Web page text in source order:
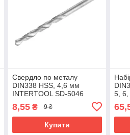
Свердло по металу
DIN338 HSS, 4,6 мм
INTERTOOL SD-5046
8,55₴ 9 ₴
Купити
5,